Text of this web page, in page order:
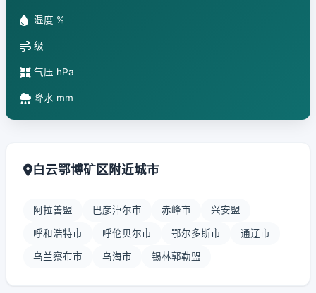
湿度 %
级
气压 hPa
降水 mm
白云鄂博矿区附近城市
阿拉善盟 巴彦淖尔市 赤峰市 兴安盟
呼和浩特市 呼伦贝尔市 鄂尔多斯市 通辽市
乌兰察布市 乌海市 锡林郭勒盟